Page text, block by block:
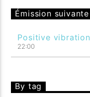
Émission suivante
Positive vibration
22:00
By tag